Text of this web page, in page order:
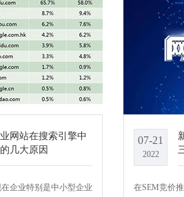
网站在搜索引擎中
几大原因
企业特别是中小型企业
07-21
2022
在SEM竞价